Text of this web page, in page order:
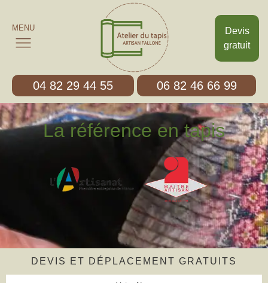
Devis
gratuit
MENU
04 82 29 44 55 06 82 46 66 99
La référence en tapis
DEVIS ET DÉPLACEMENT GRATUITS